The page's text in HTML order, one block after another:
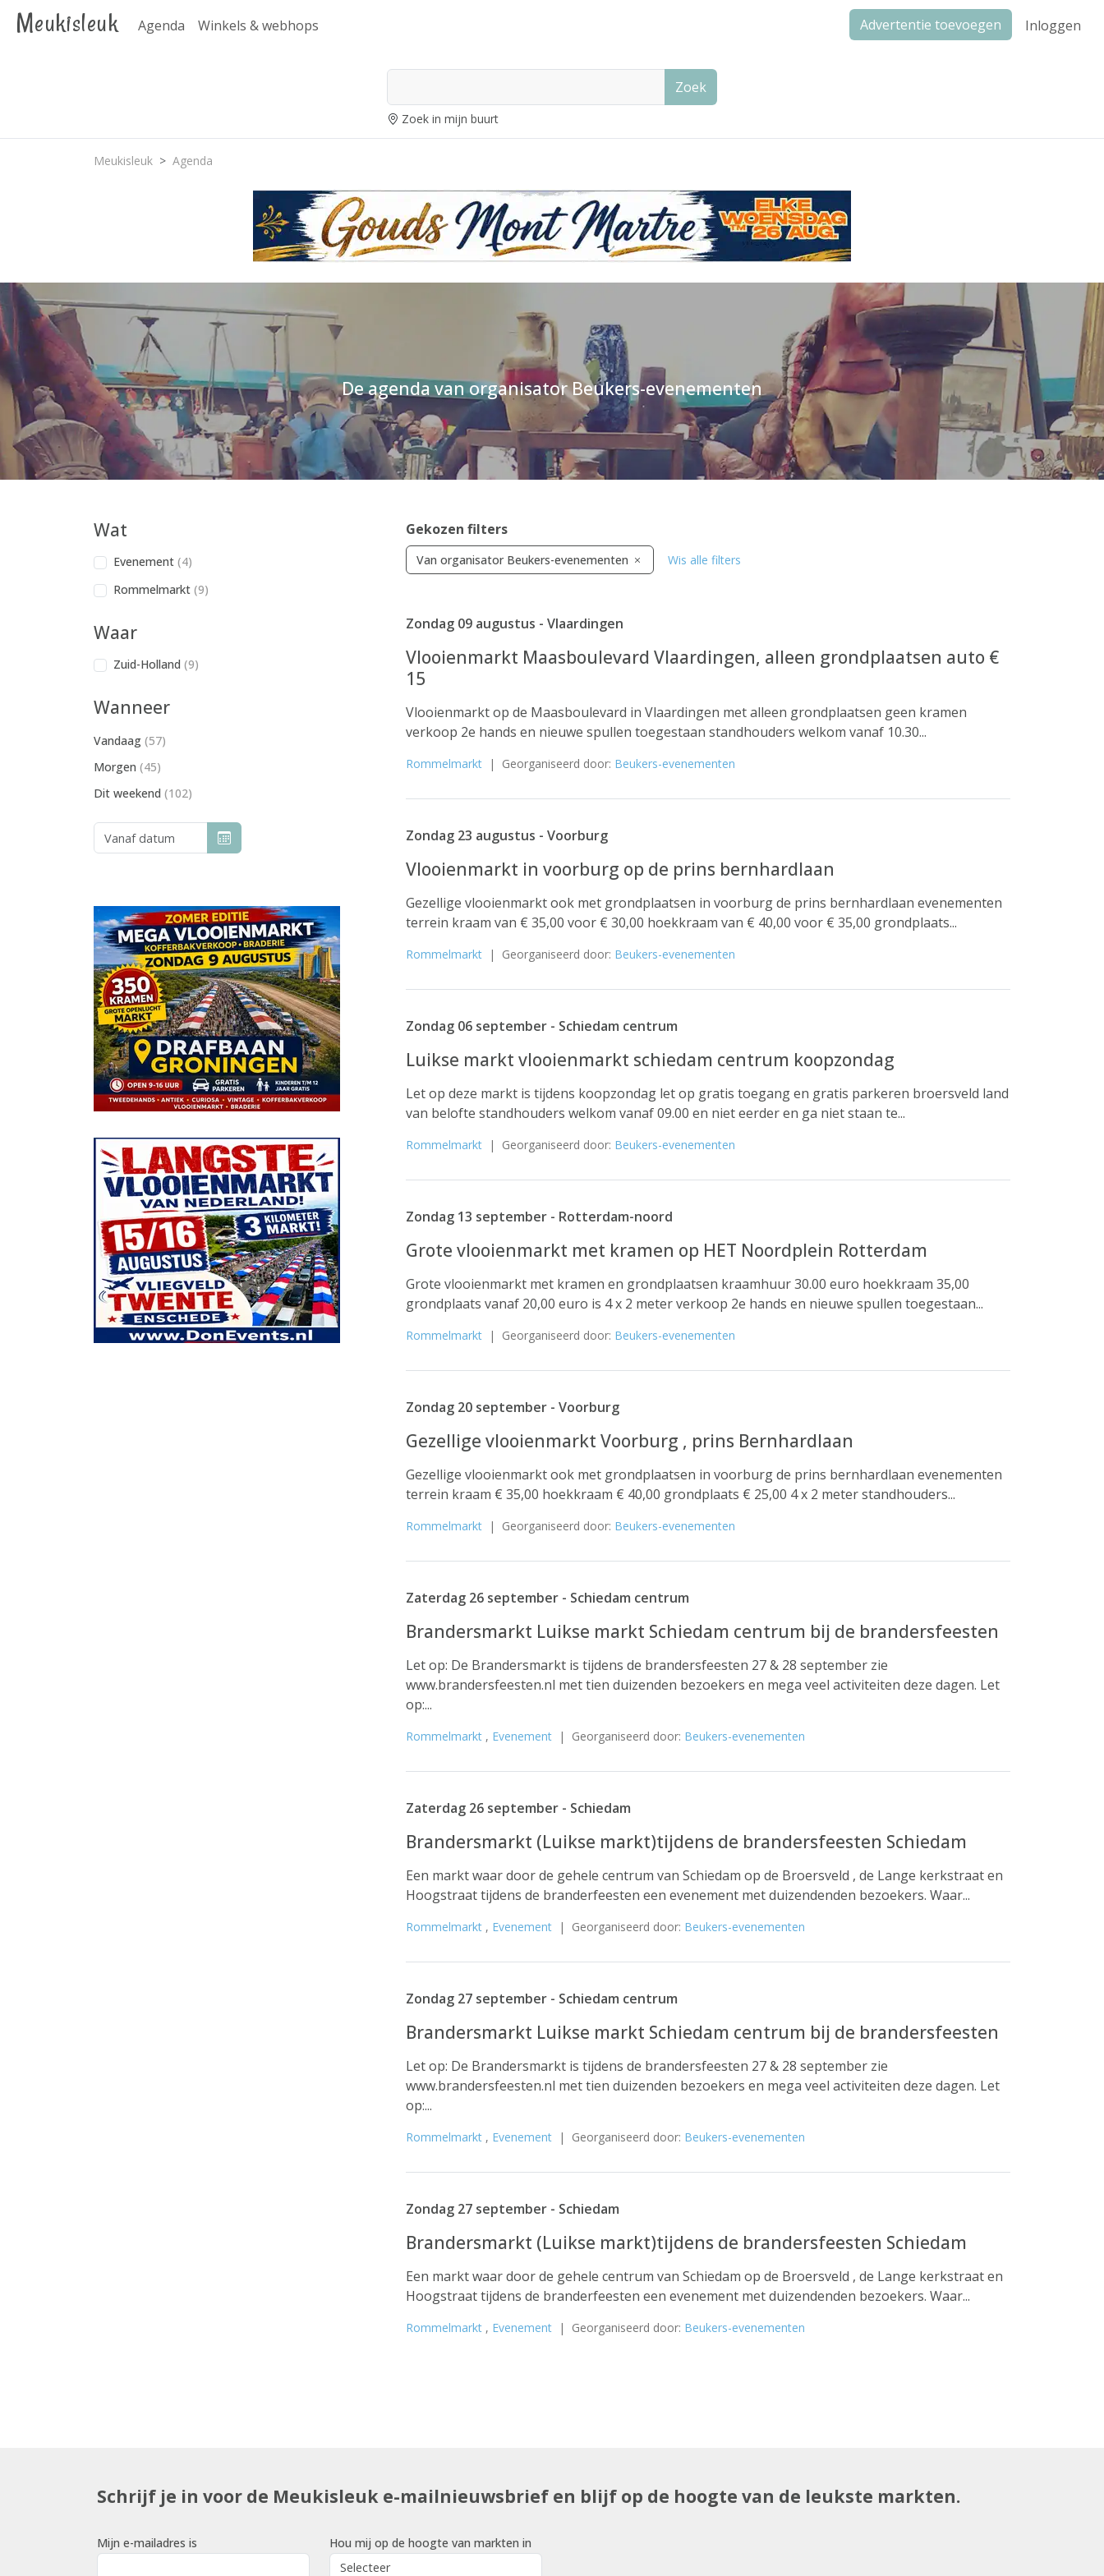
Meukisleuk Agenda Winkels & webhops Advertentie toevoegen Inloggen
Zoek
Zoek in mijn buurt
Meukisleuk Agenda
De agenda van organisator Beukers-evenementen
Wat
Evenement (4)
Rommelmarkt (9)
Waar
Zuid-Holland (9)
Wanneer
Vandaag (57)
Morgen (45)
Dit weekend (102)
Gekozen filters
Van organisator Beukers-evenementen Wis alle filters
Zondag 09 augustus - Vlaardingen
Vlooienmarkt Maasboulevard Vlaardingen, alleen grondplaatsen auto €
15
Vlooienmarkt op de Maasboulevard in Vlaardingen met alleen grondplaatsen geen kramen
verkoop 2e hands en nieuwe spullen toegestaan standhouders welkom vanaf 10.30...
Rommelmarkt | Georganiseerd door: Beukers-evenementen
Zondag 23 augustus - Voorburg
Vlooienmarkt in voorburg op de prins bernhardlaan
Gezellige vlooienmarkt ook met grondplaatsen in voorburg de prins bernhardlaan evenementen
terrein kraam van € 35,00 voor € 30,00 hoekkraam van € 40,00 voor € 35,00 grondplaats...
Rommelmarkt | Georganiseerd door: Beukers-evenementen
Zondag 06 september - Schiedam centrum
Luikse markt vlooienmarkt schiedam centrum koopzondag
Let op deze markt is tijdens koopzondag let op gratis toegang en gratis parkeren broersveld land
van belofte standhouders welkom vanaf 09.00 en niet eerder en ga niet staan te...
Rommelmarkt | Georganiseerd door: Beukers-evenementen
Zondag 13 september - Rotterdam-noord
Grote vlooienmarkt met kramen op HET Noordplein Rotterdam
Grote vlooienmarkt met kramen en grondplaatsen kraamhuur 30.00 euro hoekkraam 35,00
grondplaats vanaf 20,00 euro is 4 x 2 meter verkoop 2e hands en nieuwe spullen toegestaan...
Rommelmarkt | Georganiseerd door: Beukers-evenementen
Zondag 20 september - Voorburg
Gezellige vlooienmarkt Voorburg , prins Bernhardlaan
Gezellige vlooienmarkt ook met grondplaatsen in voorburg de prins bernhardlaan evenementen
terrein kraam € 35,00 hoekkraam € 40,00 grondplaats € 25,00 4 x 2 meter standhouders...
Rommelmarkt | Georganiseerd door: Beukers-evenementen
Zaterdag 26 september - Schiedam centrum
Brandersmarkt Luikse markt Schiedam centrum bij de brandersfeesten
Let op: De Brandersmarkt is tijdens de brandersfeesten 27 & 28 september zie
www.brandersfeesten.nl met tien duizenden bezoekers en mega veel activiteiten deze dagen. Let
op:...
Rommelmarkt , Evenement | Georganiseerd door: Beukers-evenementen
Zaterdag 26 september - Schiedam
Brandersmarkt (Luikse markt)tijdens de brandersfeesten Schiedam
Een markt waar door de gehele centrum van Schiedam op de Broersveld , de Lange kerkstraat en
Hoogstraat tijdens de branderfeesten een evenement met duizendenden bezoekers. Waar...
Rommelmarkt , Evenement | Georganiseerd door: Beukers-evenementen
Zondag 27 september - Schiedam centrum
Brandersmarkt Luikse markt Schiedam centrum bij de brandersfeesten
Let op: De Brandersmarkt is tijdens de brandersfeesten 27 & 28 september zie
www.brandersfeesten.nl met tien duizenden bezoekers en mega veel activiteiten deze dagen. Let
op:...
Rommelmarkt , Evenement | Georganiseerd door: Beukers-evenementen
Zondag 27 september - Schiedam
Brandersmarkt (Luikse markt)tijdens de brandersfeesten Schiedam
Een markt waar door de gehele centrum van Schiedam op de Broersveld , de Lange kerkstraat en
Hoogstraat tijdens de branderfeesten een evenement met duizendenden bezoekers. Waar...
Rommelmarkt , Evenement | Georganiseerd door: Beukers-evenementen
Schrijf je in voor de Meukisleuk e-mailnieuwsbrief en blijf op de hoogte van de leukste markten.
Mijn e-mailadres is Hou mij op de hoogte van markten in